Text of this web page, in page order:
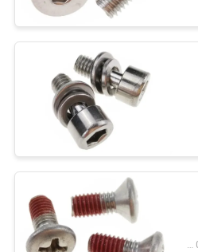
USD 0.008 - 0.1 each pcs MOQ:100 جهاز كمبيوتر شخصى